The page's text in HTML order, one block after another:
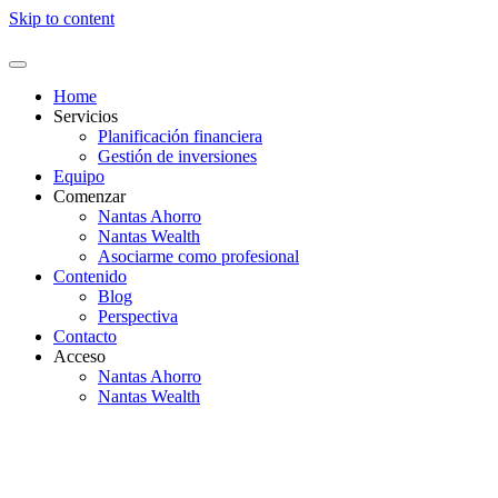
Skip to content
Home
Servicios
Planificación financiera
Gestión de inversiones
Equipo
Comenzar
Nantas Ahorro
Nantas Wealth
Asociarme como profesional
Contenido
Blog
Perspectiva
Contacto
Acceso
Nantas Ahorro
Nantas Wealth